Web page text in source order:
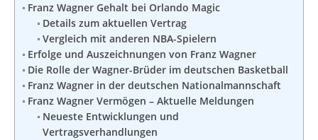
Franz Wagner Gehalt bei Orlando Magic
Details zum aktuellen Vertrag
Vergleich mit anderen NBA-Spielern
Erfolge und Auszeichnungen von Franz Wagner
Die Rolle der Wagner-Brüder im deutschen Basketball
Franz Wagner in der deutschen Nationalmannschaft
Franz Wagner Vermögen – Aktuelle Meldungen
Neueste Entwicklungen und
Vertragsverhandlungen